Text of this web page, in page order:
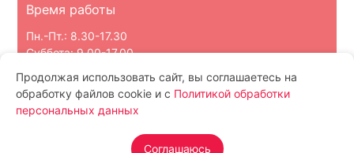
Время работы
Пн.-Пт.: 8.30-17.30
Суббота: 9.00-17.00
Политика конфиденциальности
Продолжая использовать сайт, вы соглашаетесь на
обработку файлов cookie и с Политикой обработки
персональных данных
Соглашаюсь